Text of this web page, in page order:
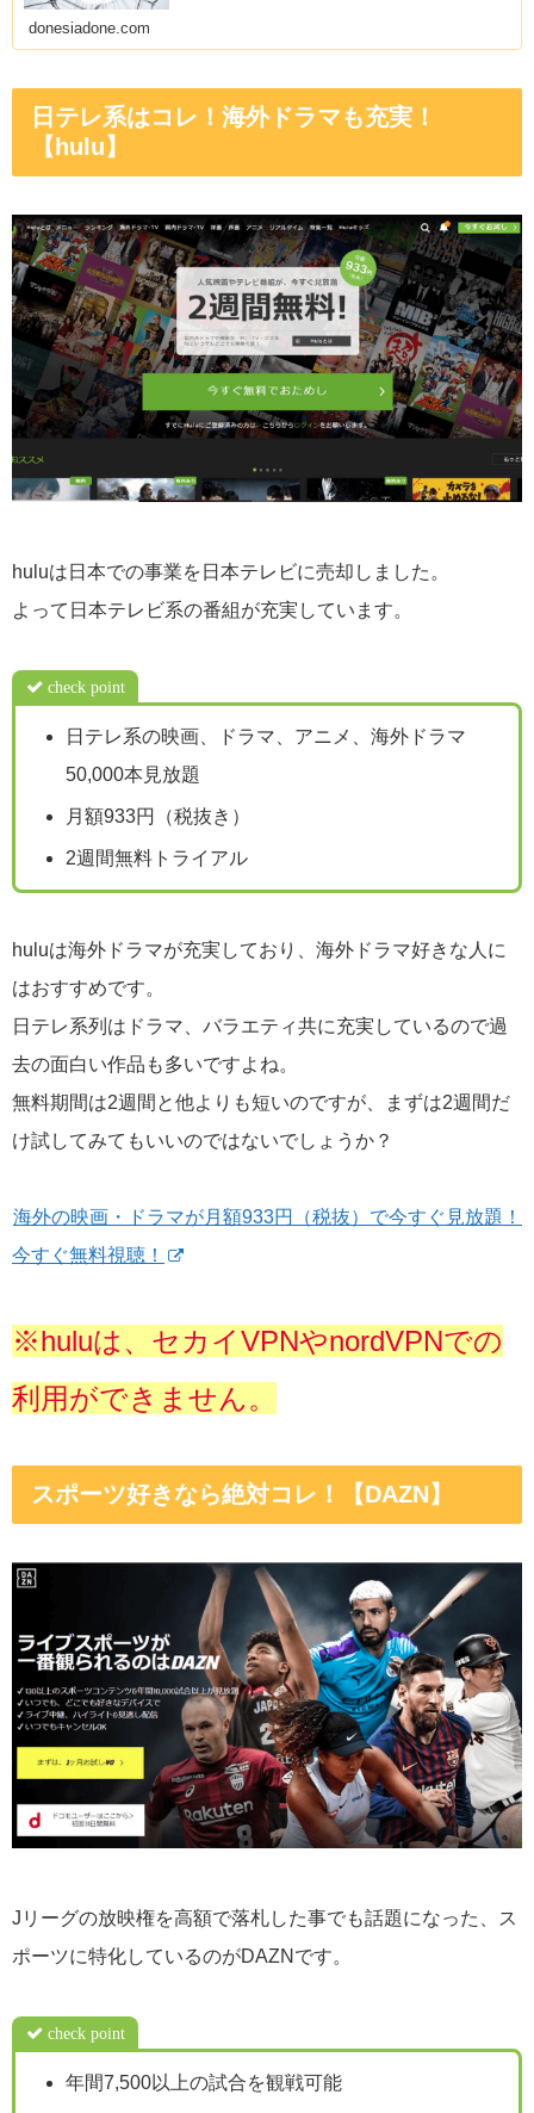
donesiadone.com
日テレ系はコレ！海外ドラマも充実！
【hulu】
huluは日本での事業を日本テレビに売却しました。
よって日本テレビ系の番組が充実しています。
check point
日テレ系の映画、ドラマ、アニメ、海外ドラマ
50,000本見放題
月額933円（税抜き）
2週間無料トライアル
huluは海外ドラマが充実しており、海外ドラマ好きな人に
はおすすめです。
日テレ系列はドラマ、バラエティ共に充実しているので過
去の面白い作品も多いですよね。
無料期間は2週間と他よりも短いのですが、まずは2週間だ
け試してみてもいいのではないでしょうか？
海外の映画・ドラマが月額933円（税抜）で今すぐ見放題！
今すぐ無料視聴！
※huluは、セカイVPNやnordVPNでの
利用ができません。
スポーツ好きなら絶対コレ！【DAZN】
Jリーグの放映権を高額で落札した事でも話題になった、ス
ポーツに特化しているのがDAZNです。
check point
年間7,500以上の試合を観戦可能